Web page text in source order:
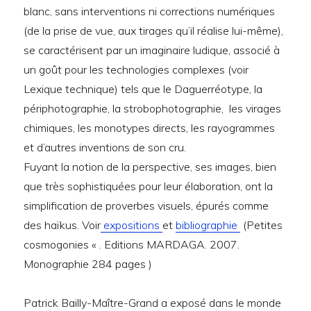
blanc, sans interventions ni corrections numériques
(de la prise de vue, aux tirages qu’il réalise lui-même),
se caractérisent par un imaginaire ludique, associé à
un goût pour les technologies complexes (voir
Lexique technique) tels que le Daguerréotype, la
périphotographie, la strobophotographie, les virages
chimiques, les monotypes directs, les rayogrammes
et d’autres inventions de son cru.
Fuyant la notion de la perspective, ses images, bien
que très sophistiquées pour leur élaboration, ont la
simplification de proverbes visuels, épurés comme
des haïkus. Voir expositions etbibliographie (Petites
cosmogonies « . Editions MARDAGA. 2007.
Monographie 284 pages )
Patrick Bailly-Maître-Grand a exposé dans le monde